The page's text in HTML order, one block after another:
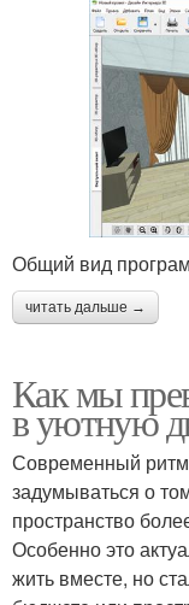
Общий вид
читать дальше →
Как мы
в уютную
Современный ритм
задумываться о
пространство
Особенно это
жить вместе, но